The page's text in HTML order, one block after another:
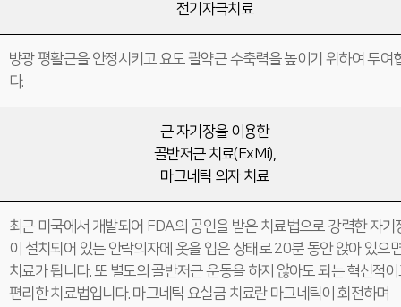
전기자극치료
방광 평활근을 안정시키고 요도 괄약근 수축력을 높이기 위하여 투여
다.
근 자기장을 이용한
골반저근 치료(ExMi),
마그네틱 의자 치료
최근 미국에서 개발되어 FDA의 공인을 받은 치료법으로 강력한 자기
이 설치되어 있는 안락의자에 옷을 입은 상태로 20분 동안 앉아 있으
치료가 됩니다. 또 별도의 골반저근 운동을 하지 않아도 되는 혁신적이
편리한 치료법입니다. 마그네틱 요실금 치료란 마그네틱이 회전하며